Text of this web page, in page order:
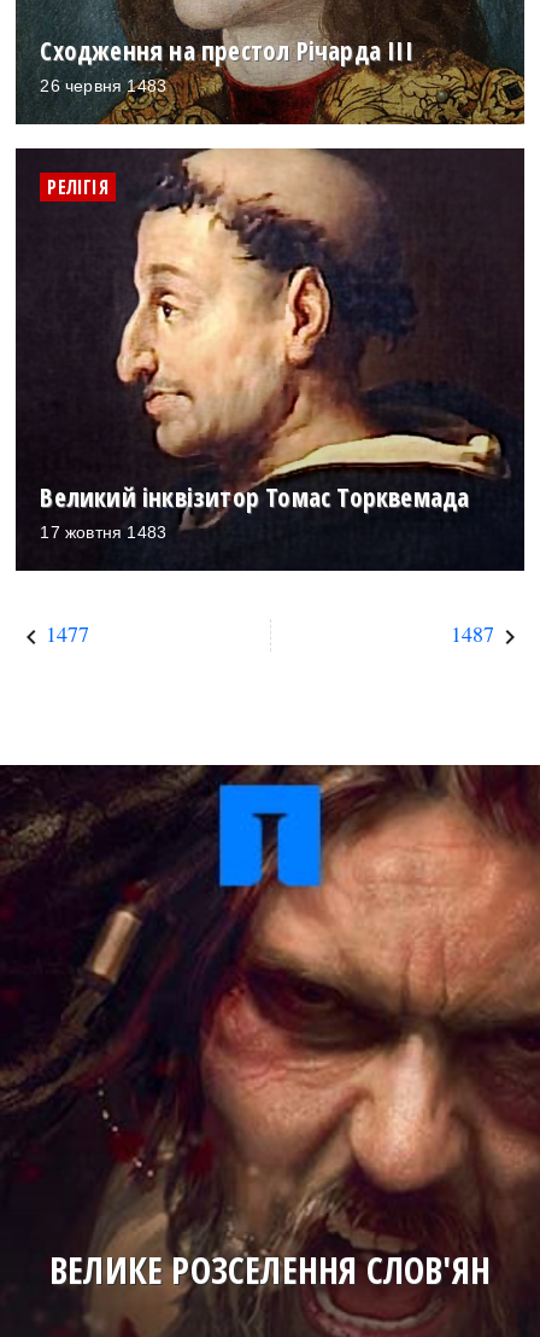
Сходження на престол Річарда ІІІ
26 червня 1483
РЕЛІГІЯ
Великий інквізитор Томас Торквемада
17 жовтня 1483
keyboard_arrow_left 1477 1487 keyboard_arrow_right
ВЕЛИКЕ РОЗСЕЛЕННЯ СЛОВ'ЯН